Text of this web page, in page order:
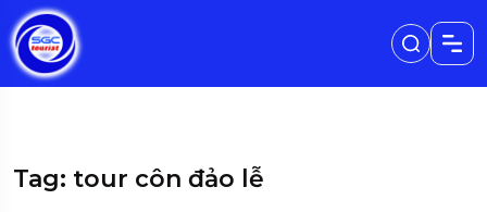
Tag: tour côn đảo lễ